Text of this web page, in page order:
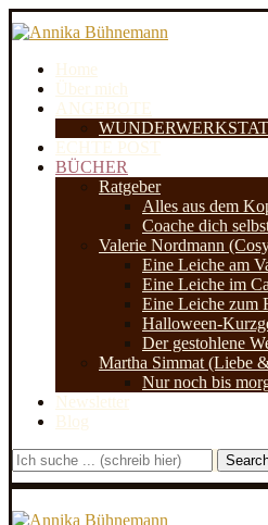
Home
Über mich
ANGEBOTE
ECHTE POST
BÜCHER
Ratgeber
Alles aus dem
Coache dich
Valerie Nordmann
Eine Leiche am
Eine Leiche im
Eine Leiche zum
Halloween-
Der gestohlene
Martha Simmat (Liebe
Nur noch bis
Newsletter
Blog